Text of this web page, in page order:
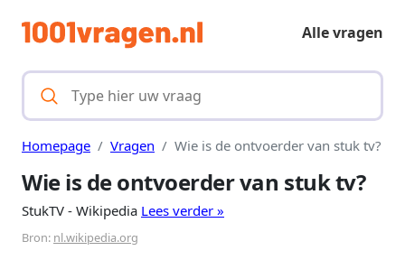
Alle vragen
Homepage Vragen Wie is de ontvoerder van stuk tv?
Wie is de ontvoerder van stuk tv?
StukTV - Wikipedia Lees verder »
Bron: nl.wikipedia.org